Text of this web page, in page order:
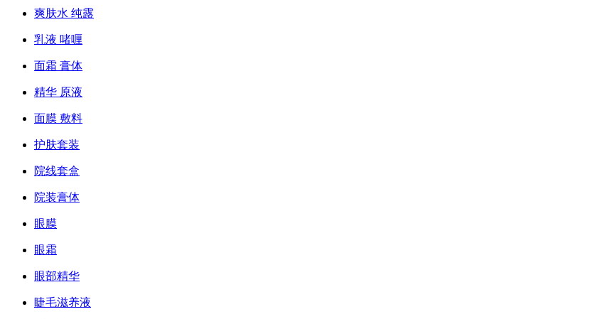
爽肤水 纯露
乳液 啫喱
面霜 膏体
精华 原液
面膜 敷料
护肤套装
院线套盒
院装膏体
眼膜
眼霜
眼部精华
睫毛滋养液